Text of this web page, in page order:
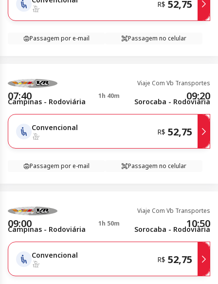
R$ 52,75
Passagem por e-mail Passagem no celular
Viaje Com Vb Transportes
07:40 1h 40m 09:20
Campinas - Rodoviária Sorocaba - Rodoviária
Convencional R$ 52,75
Passagem por e-mail Passagem no celular
Viaje Com Vb Transportes
09:00 1h 50m 10:50
Campinas - Rodoviária Sorocaba - Rodoviária
Convencional R$ 52,75